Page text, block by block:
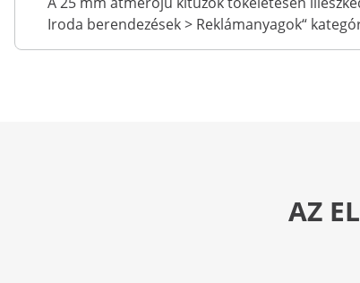
Iroda berendezések > Reklámanyagok“
AZ